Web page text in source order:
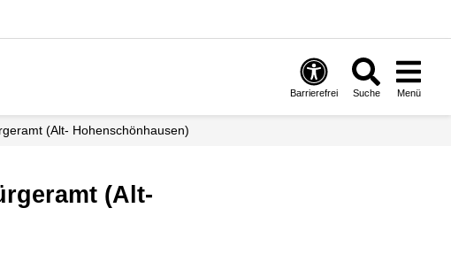
Barrierefrei Suche Menü
(Alt- Hohenschönhausen)
(Alt-